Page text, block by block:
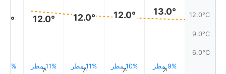
12.0°C
9.0°C
6.0°C
13.0°
9% مطر↑
12.0°
10% مطر↑
12.0°
11% مطر↑
12.0°
11% مطر↑ 11% مطر